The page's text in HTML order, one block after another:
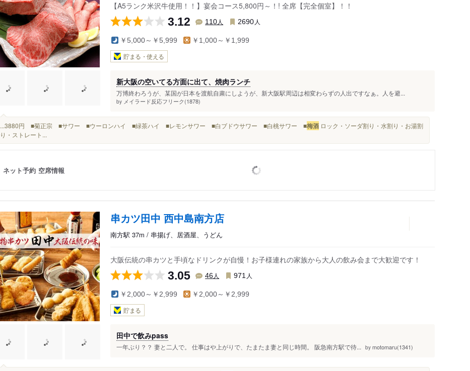
【A5ランク米沢牛使用！！】宴会コース5,800円～！! 全席【完全個室】！！
3.12 110人 2690 人
￥5,000～￥5,999 ￥1,000～￥1,999
貯まる・使える
新大阪の空いてる方面に出て、焼肉ランチ
万博終わろうが、某国が日本を渡航自粛にしようが、新大阪駅周辺は相変わらずの人出ですなぁ。人を避...
by メイラード反応フリーク(1878)
...3880円 ■菊正宗 ■サワー ■ウーロンハイ ■緑茶ハイ ■レモンサワー ■白ブドウサワー ■白桃サワー ■梅酒 ロック・ソーダ割り・水割り・お湯割
り・ストレート...
ネット予約 空席情報
串カツ田中 西中島南方店
南方駅 37m / 串揚げ、居酒屋、うどん
大阪伝統の串カツと手頃なドリンクが自慢！お子様連れの家族から大人の飲み会まで大歓迎です！
3.05 46人 971 人
￥2,000～￥2,999 ￥2,000～￥2,999
貯まる
田中で飲みpass
一年ぶり？？ 妻と二人で。 仕事はや上がりで、たまたま妻と同じ時間。 阪急南方駅で待... by motomaru(1341)